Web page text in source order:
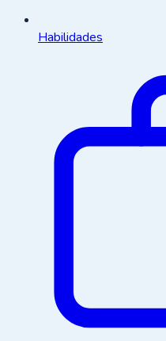
Habilidades